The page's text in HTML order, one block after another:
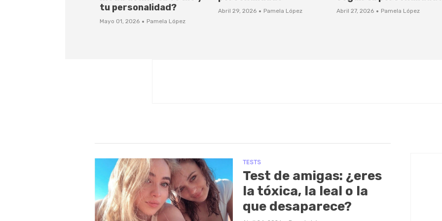
tu personalidad?
Mayo 01, 2026 · Pamela López
Abril 29, 2026 · Pamela López Abril 27, 2026 · Pamela López
TESTS
Test de amigas: ¿eres
la tóxica, la leal o la
que desaparece?